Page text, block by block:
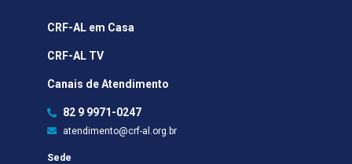
CRF-AL em Casa
CRF-AL TV
Canais de Atendimento
82 9 9971-0247
atendimento@crf-al.org.br
Sede